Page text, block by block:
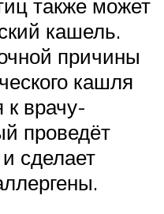
также может
кашель.
причины
кашля
к врачу-
проведёт
сделает